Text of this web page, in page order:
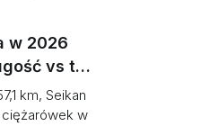
w 2026
vs to,
km, Seikan
ciężarówek w